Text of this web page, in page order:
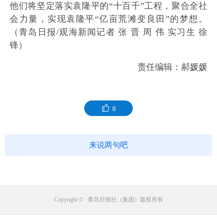
他们将坚定落实袁隆平的“十百千”工程，聚合全社
会力量，实现袁隆平“亿亩荒滩变良田”的梦想。
（青岛日报/观海新闻记者 张 晋 周 伟 实习生 徐
锋）
责任编辑：郝媛媛
8
来说两句吧
Copyright © 青岛日报社（集团）版权所有